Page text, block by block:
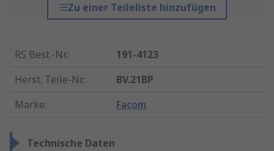
Zu einer Teileliste hinzufügen
RS Best.-Nr.:
191-4123
Herst. Teile-Nr.:
BV.21BP
Marke: Facom
Technische Daten